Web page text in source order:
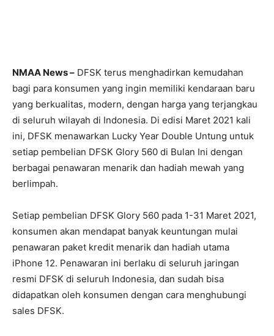
NMAA News – DFSK terus menghadirkan kemudahan
bagi para konsumen yang ingin memiliki kendaraan baru
yang berkualitas, modern, dengan harga yang terjangkau
di seluruh wilayah di Indonesia. Di edisi Maret 2021 kali
ini, DFSK menawarkan Lucky Year Double Untung untuk
setiap pembelian DFSK Glory 560 di Bulan Ini dengan
berbagai penawaran menarik dan hadiah mewah yang
berlimpah.
Setiap pembelian DFSK Glory 560 pada 1-31 Maret 2021,
konsumen akan mendapat banyak keuntungan mulai
penawaran paket kredit menarik dan hadiah utama
iPhone 12. Penawaran ini berlaku di seluruh jaringan
resmi DFSK di seluruh Indonesia, dan sudah bisa
didapatkan oleh konsumen dengan cara menghubungi
sales DFSK.